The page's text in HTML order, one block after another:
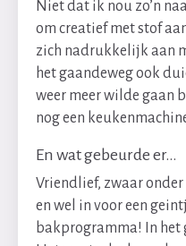
Niet dat ik nou zo’n
om creatief met stof
zich nadrukkelijk aan
het gaandeweg ook
weer meer wilde gaan
nog een
En wat gebeurde er…
Vriendlief, zwaar
en wel in voor een
bakprogramma! In het